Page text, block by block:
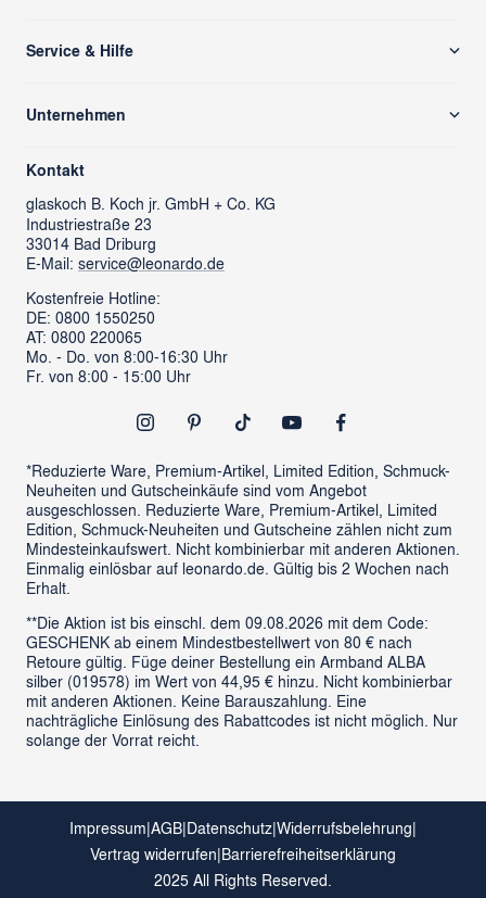
Unternehmen
Über uns
LEONARDO News
Karriere
Verantwortung
ProSales Gastronomie
LIVING Möbel
Newsletter
Service & Hilfe
Kontaktformular
Ansprechpartner & Presse
LEONARDO Firmengeschenke
FAQs
Händlersuche
Retoure anmelden
Vertrag widerrufen
Kontakt
glaskoch B. Koch jr. GmbH + Co. KG
Industriestraße 23
33014 Bad Driburg
E-Mail: service@leonardo.de
Kostenfreie Hotline:
DE: 0800 1550250
AT: 0800 220065
Mo. - Do. von 8:00-16:30 Uhr
Fr. von 8:00 - 15:00 Uhr
*Reduzierte Ware, Premium-Artikel, Limited Edition, Schmuck-
Neuheiten und Gutscheinkäufe sind vom Angebot
ausgeschlossen. Reduzierte Ware, Premium-Artikel, Limited
Edition, Schmuck-Neuheiten und Gutscheine zählen nicht zum
Mindesteinkaufswert. Nicht kombinierbar mit anderen Aktionen.
Einmalig einlösbar auf leonardo.de. Gültig bis 2 Wochen nach
Erhalt.
**Die Aktion ist bis einschl. dem 09.08.2026 mit dem Code:
GESCHENK ab einem Mindestbestellwert von 80 € nach
Retoure gültig. Füge deiner Bestellung ein Armband ALBA
silber (019578) im Wert von 44,95 € hinzu. Nicht kombinierbar
mit anderen Aktionen. Keine Barauszahlung. Eine
nachträgliche Einlösung des Rabattcodes ist nicht möglich. Nur
solange der Vorrat reicht.
2025 All Rights Reserved.
Impressum|AGB|Datenschutz|Widerrufsbelehrung|
Vertrag widerrufen|Barrierefreiheitserklärung